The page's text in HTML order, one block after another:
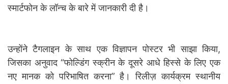
स्मार्टफोन के लॉन्च के बारे में जानकारी दी है।
उन्होंने टैगलाइन के साथ एक विज्ञापन पोस्टर भी साझा किया,
जिसका अनुवाद “फोल्डिंग स्क्रीन के दूसरे आधे हिस्से के लिए एक
नए मानक को परिभाषित करना” है। रिलीज़ कार्यक्रम स्थानीय